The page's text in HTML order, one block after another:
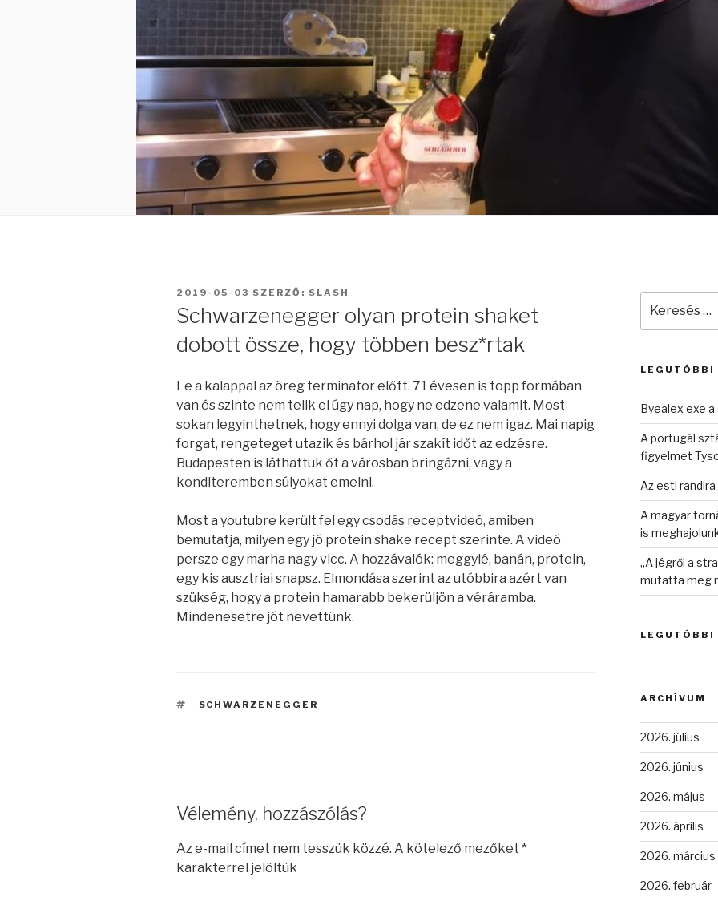
BEKÜLDVE:
2019-05-03 SZERZŐ: SLASH
Schwarzenegger olyan protein shaket
dobott össze, hogy többen besz*rtak
Le a kalappal az öreg terminator előtt. 71 évesen is topp formában
van és szinte nem telik el úgy nap, hogy ne edzene valamit. Most
sokan legyinthetnek, hogy ennyi dolga van, de ez nem igaz. Mai napig
forgat, rengeteget utazik és bárhol jár szakít időt az edzésre.
Budapesten is láthattuk őt a városban bringázni, vagy a
konditeremben súlyokat emelni.
Most a youtubre került fel egy csodás receptvideó, amiben
bemutatja, milyen egy jó protein shake recept szerinte. A videó
persze egy marha nagy vicc. A hozzávalók: meggylé, banán, protein,
egy kis ausztriai snapsz. Elmondása szerint az utóbbira azért van
szükség, hogy a protein hamarabb bekerüljön a véráramba.
Mindenesetre jót nevettünk.
CÍMKÉK
SCHWARZENEGGER
Vélemény, hozzászólás?
Az e-mail címet nem tesszük közzé. A kötelező mezőket *
karakterrel jelöltük
következő
LEGUTÓBBI
Byealex exe
A portugál
figyelmet
Az esti
A magyar
is
„A jégről a
mutatta meg
LEGUTÓBBI
ARCHÍVUM
2026. július
2026. június
2026. május
2026. április
2026. március
2026. február